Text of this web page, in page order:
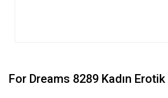
For Dreams 8289 Kadın Erotik